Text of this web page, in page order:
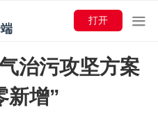
打开
治污攻坚方案
新增”